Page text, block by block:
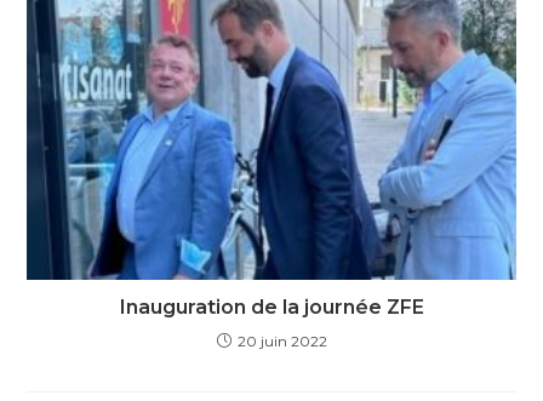
Inauguration de la journée ZFE
20 juin 2022